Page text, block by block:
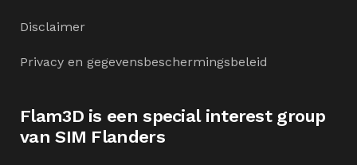
Disclaimer
Privacy en gegevensbeschermingsbeleid
Flam3D is een special interest group
van SIM Flanders